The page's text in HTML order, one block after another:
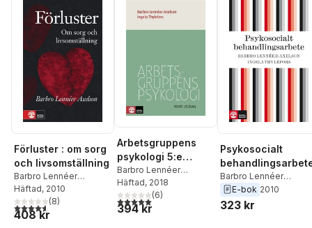
Förluster : om sorg
och livsomställning
Barbro Lennéer
Axelson
Häftad, 2010
4,6utav 5 stjärnor. Totalt antal röster:
(8)
408 kr
Arbetsgruppens
psykologi 5:e
utgåvan
Barbro Lennéer
Axelson,Ingela
Thylefors
Häftad, 2018
5,0utav 5 stjärnor. Totalt antal röster:
(6)
394 kr
Psykosocialt
Barbro Lennéer
Axelson, Ingela
Thylefors
E-bok 2010
323 kr